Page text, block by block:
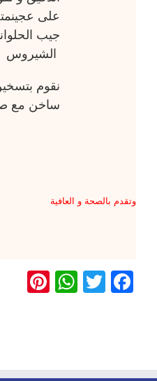
على
جيب
الشيروس
نقوم
ساخن مع
وتقدم بالصحة و العافية
Facebook
Twitter